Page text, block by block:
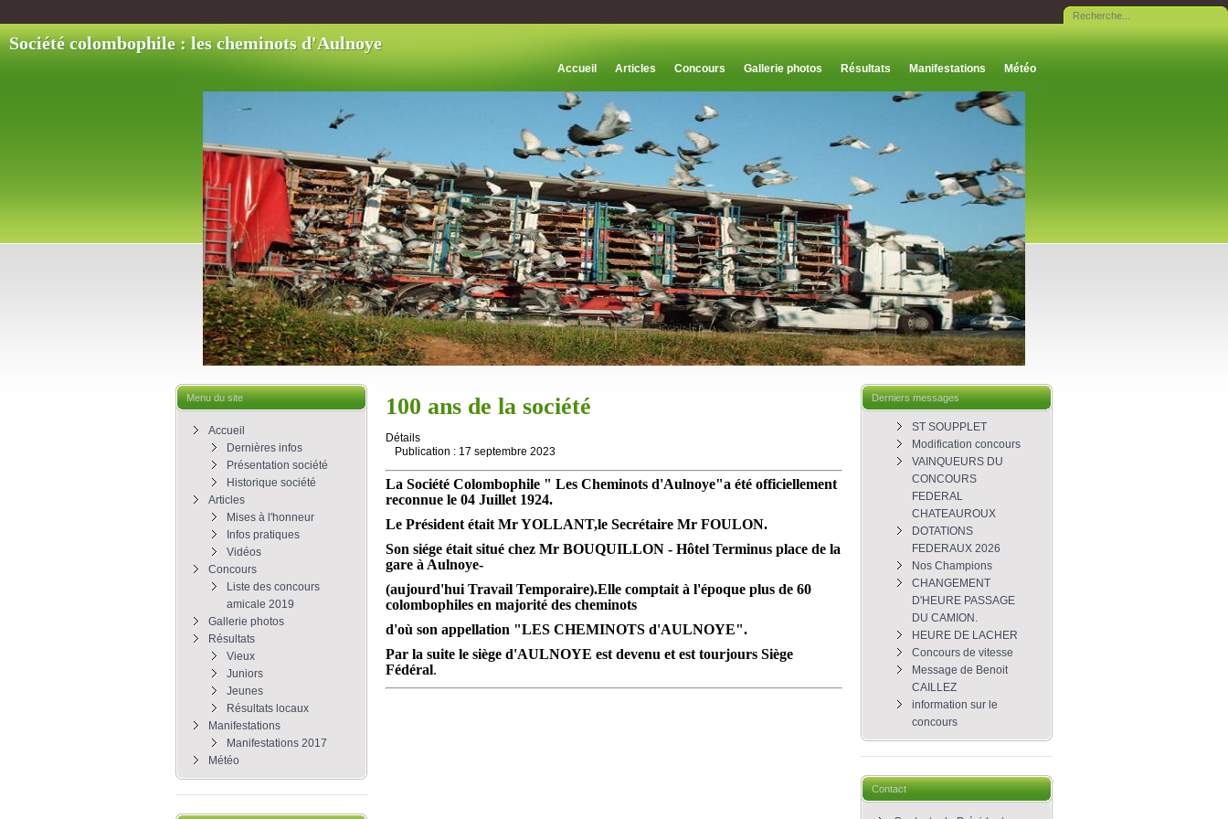
Société colombophile : les cheminots d'Aulnoye
Accueil Articles Concours Gallerie photos Résultats Manifestations Météo
Menu du site
Accueil
Dernières infos
Présentation société
Historique société
Articles
Mises à l'honneur
Infos pratiques
Vidéos
Concours
Liste des concours
amicale 2019
Gallerie photos
Résultats
Vieux
Juniors
Jeunes
Résultats locaux
Manifestations
Manifestations 2017
Météo
100 ans de la société
Détails
Publication : 17 septembre 2023
La Société Colombophile " Les Cheminots d'Aulnoye"a été officiellement
reconnue le 04 Juillet 1924.
Le Président était Mr YOLLANT,le Secrétaire Mr FOULON.
Son siége était situé chez Mr BOUQUILLON - Hôtel Terminus place de la
gare à Aulnoye-
(aujourd'hui Travail Temporaire).Elle comptait à l'époque plus de 60
colombophiles en majorité des cheminots
d'où son appellation "LES CHEMINOTS d'AULNOYE".
Par la suite le siège d'AULNOYE est devenu et est tourjours Siège
Fédéral.
Derniers messages
ST SOUPPLET
Modification concours
VAINQUEURS DU
CONCOURS
FEDERAL
CHATEAUROUX
DOTATIONS
FEDERAUX 2026
Nos Champions
CHANGEMENT
D'HEURE PASSAGE
DU CAMION.
HEURE DE LACHER
Concours de vitesse
Message de Benoit
CAILLEZ
information sur le
concours
Contact